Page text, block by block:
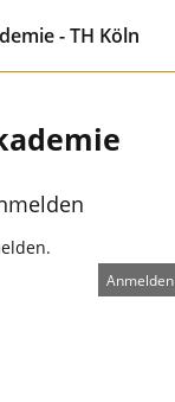
- TH Köln
Anmelden